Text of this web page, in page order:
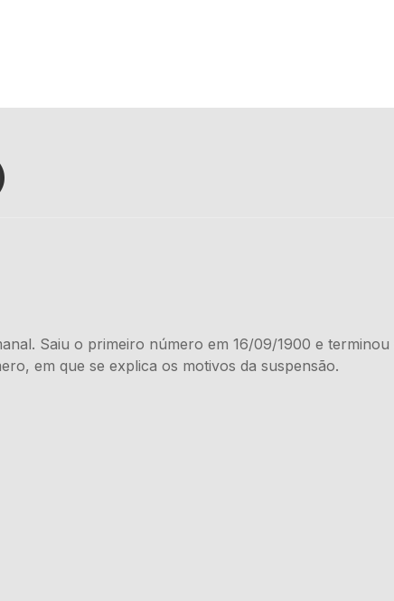
Saiu o primeiro número em 16/09/1900 e terminou
em que se explica os motivos da suspensão.